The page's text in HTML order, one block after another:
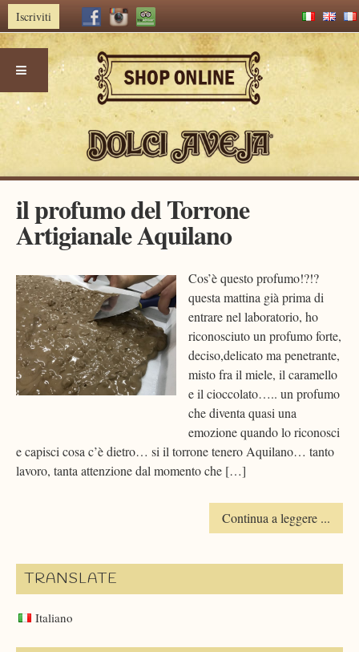
Iscriviti
contentil profumo del Torrone
Artigianale Aquilano
Cos’è questo profumo!?!?
questa mattina già prima di
entrare nel laboratorio, ho
riconosciuto un profumo forte,
deciso,delicato ma penetrante,
misto fra il miele, il caramello
e il cioccolato….. un profumo
che diventa quasi una
emozione quando lo riconosci
e capisci cosa c’è dietro… si il torrone tenero Aquilano… tanto
lavoro, tanta attenzione dal momento che […]
Continua a leggere ...
TRANSLATE
Italiano